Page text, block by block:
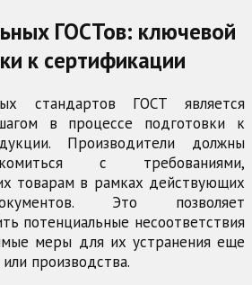
ГОСТов: ключевой
к сертификации
стандартов ГОСТ является
в процессе подготовки к
Производители должны
с требованиями,
товарам в рамках действующих
Это позволяет
потенциальные несоответствия
меры для их устранения еще
производства.